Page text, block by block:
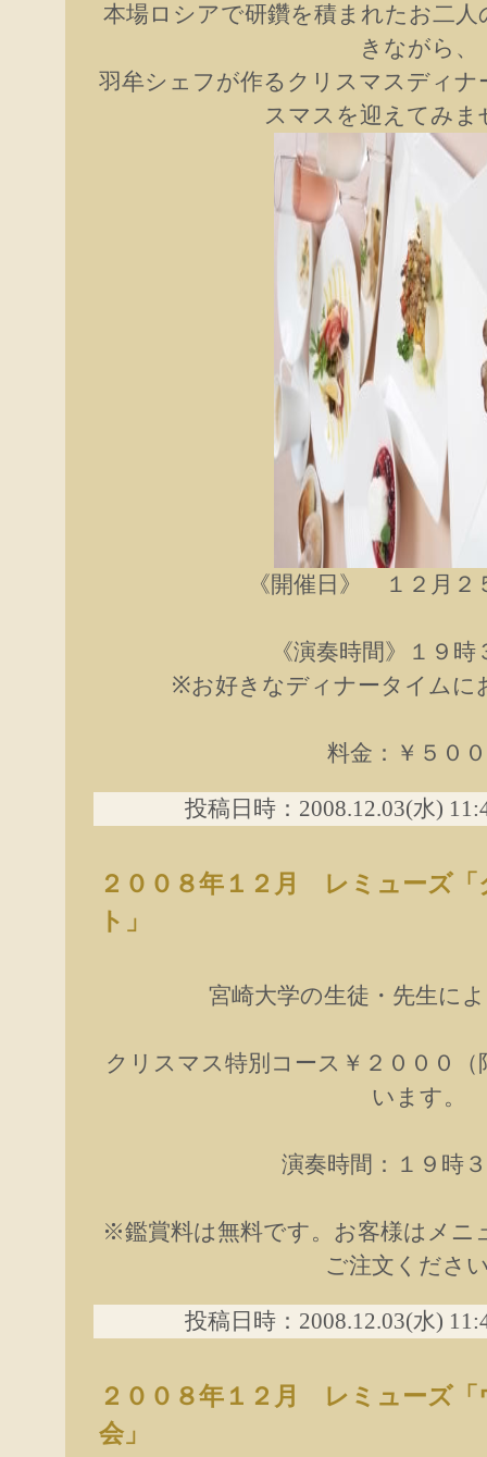
本場ロシアで研鑽を積まれたお二
きながら、
羽牟シェフが作るクリスマスディ
スマスを迎えてみま
《開催日》 １２月２
《演奏時間》１９時
※お好きなディナータイムに
料金：￥５０
投稿日時：2008.12.03(水)
２００８年１２月 レミューズ
ト」
宮崎大学の生徒・先生に
クリスマス特別コース￥２０００
います。
演奏時間：１９時
※鑑賞料は無料です。お客様はメニ
ご注文くださ
投稿日時：2008.12.03(水)
２００８年１２月 レミューズ「
会」